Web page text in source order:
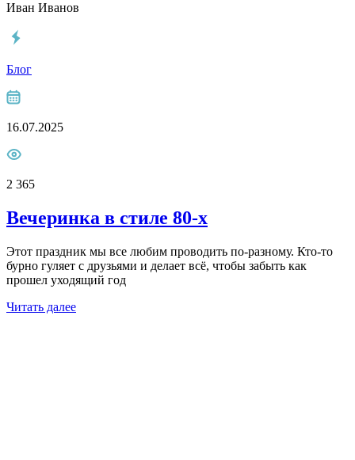
Иван Иванов
Блог
16.07.2025
2 365
Вечеринка в стиле 80-х
Этот праздник мы все любим проводить по-разному. Кто-то
бурно гуляет с друзьями и делает всё, чтобы забыть как
прошел уходящий год
Читать далее